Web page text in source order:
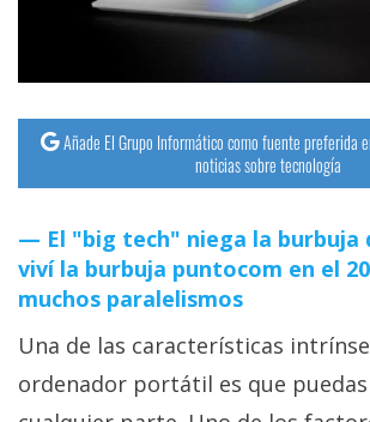
Añade El Grupo Informático como fuente preferida
noticias sobre tecnología
El "big tech" niega la burbuja
viví la burbuja puntocom en el
muchos paralelismos
Una de las características
ordenador portátil es que